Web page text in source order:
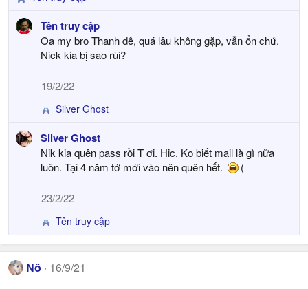
s
:e
a
:
Tên truy cập
Oa my bro Thanh dê, quá lâu không gặp, vẫn ổn chứ.
Nick kia bị sao rùi?
19/2/22
R
a
c
t
o
n
s
Silver Ghost
Silver Ghost
Nik kia quên pass rồi T ơi. Hic. Ko biết mail là gì nữa
luôn. Tại 4 năm tớ mới vào nên quên hết.
(
23/2/22
R
e
a
c
Tên truy cập
Nô 16/9/21